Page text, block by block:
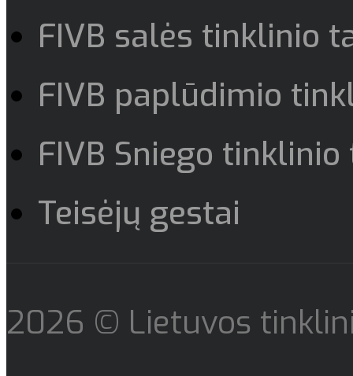
FIVB salės tinklinio
FIVB paplūdimio
FIVB Sniego
Teisėjų gestai
2026 © Lietuvos